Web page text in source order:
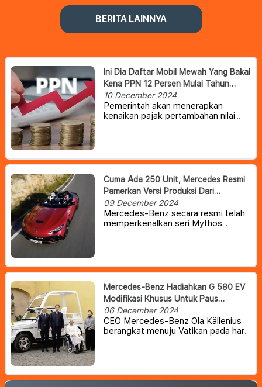
BERITA LAINNYA
Ini Dia Daftar Mobil Mewah Yang Bakal
Kena PPN 12 Persen Mulai Tahun
Depan
10 December 2024
Pemerintah akan menerapkan
kenaikan pajak pertambahan nilai
Indonesia.
Cuma Ada 250 Unit, Mercedes Resmi
Pamerkan Versi Produksi Dari
PureSpeed Concept
09 December 2024
Mercedes-Benz secara resmi telah
memperkenalkan seri Mythos
Mercedes-Benz Hadiahkan G 580 EV
Modifikasi Khusus Untuk Paus
Fransiskus
06 December 2024
CEO Mercedes-Benz Ola Källenius
berangkat menuju Vatikan pada hari
dimodifikasi khusus untuk sang